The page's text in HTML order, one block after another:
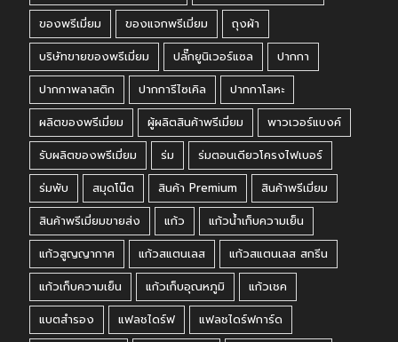
ของพรีเมี่ยม
ของแจกพรีเมี่ยม
ถุงผ้า
บริษัทขายของพรีเมี่ยม
ปลั๊กยูนิเวอร์แซล
ปากกา
ปากกาพลาสติก
ปากการีไซเคิล
ปากกาโลหะ
ผลิตของพรีเมี่ยม
ผู้ผลิตสินค้าพรีเมี่ยม
พาวเวอร์แบงค์
รับผลิตของพรีเมี่ยม
ร่ม
ร่มตอนเดียวโครงไฟเบอร์
ร่มพับ
สมุดโน๊ต สินค้า Premium
สินค้าพรีเมี่ยม
สินค้าพรีเมี่ยมขายส่ง
แก้ว
แก้วน้ำเก็บความเย็น
แก้วสูญญากาศ
แก้วสแตนเลส
แก้วสแตนเลส สกรีน
แก้วเก็บความเย็น
แก้วเก็บอุณหภูมิ
แก้วเชค
แบตสำรอง
แฟลชไดร์ฟ
แฟลชไดร์ฟการ์ด